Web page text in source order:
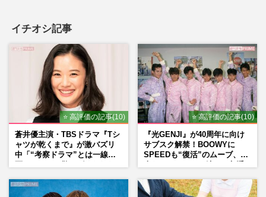
イチオシ記事
⭐ 高評価の記事(10)
蒼井優主演・TBSドラマ『Tシ
ャツが乾くまで』が激バズリ
中「“考察ドラマ”とは一線を
⭐ 高評価の記事(10)
『光GENJI』が40周年に向け
サブスク解禁！BOOWYに
SPEEDも“復活”のムーブ、本